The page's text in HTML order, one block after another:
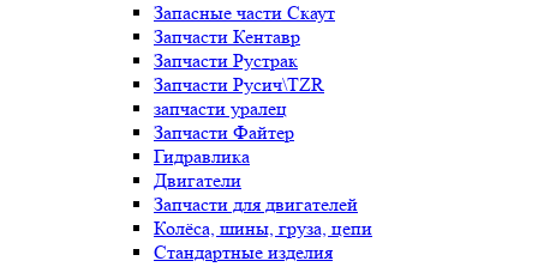
Запасные части Скаут
Запчасти Кентавр
Запчасти Рустрак
Запчасти Русич\TZR
запчасти уралец
Запчасти Файтер
Гидравлика
Двигатели
Запчасти для двигателей
Колёса, шины, груза, цепи
Стандартные изделия